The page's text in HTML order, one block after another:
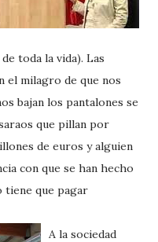
toda la vida). Las
el milagro de que nos
bajan los pantalones se
que pillan por
de euros y alguien
con que se han hecho
tiene que pagar
A la sociedad